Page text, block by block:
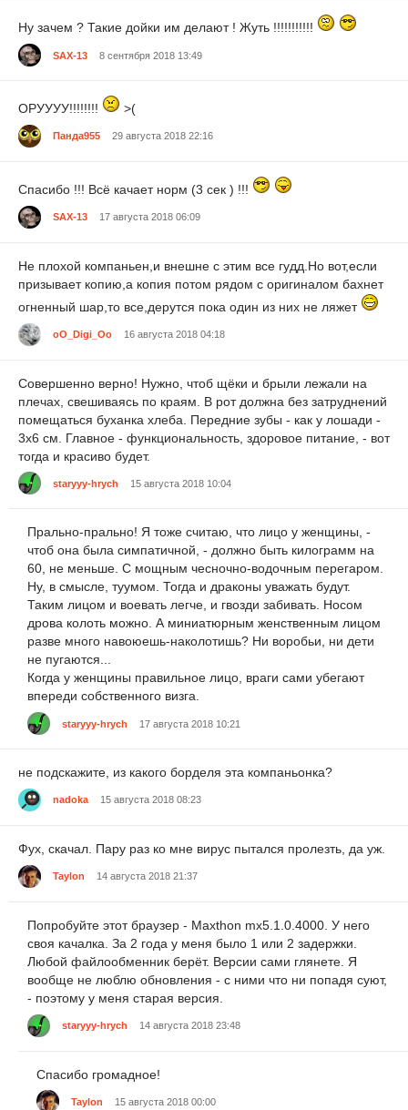
Ну зачем ? Такие дойки им делают ! Жуть !!!!!!!!!!!
SAX-13 8 сентября 2018 13:49
ОРУУУУ!!!!!!!! >(
Панда955 29 августа 2018 22:16
Спасибо !!! Всё качает норм (3 сек ) !!!
SAX-13 17 августа 2018 06:09
Не плохой компаньен,и внешне с этим все гудд.Но вот,если
призывает копию,а копия потом рядом с оригиналом бахнет
огненный шар,то все,дерутся пока один из них не ляжет
oO_Digi_Oo 16 августа 2018 04:18
Совершенно верно! Нужно, чтоб щёки и брыли лежали на
плечах, свешиваясь по краям. В рот должна без затруднений
помещаться буханка хлеба. Передние зубы - как у лошади -
3х6 см. Главное - функциональность, здоровое питание, - вот
тогда и красиво будет.
staryyy-hrych 15 августа 2018 10:04
Прально-прально! Я тоже считаю, что лицо у женщины, -
чтоб она была симпатичной, - должно быть килограмм на
60, не меньше. С мощным чесночно-водочным перегаром.
Ну, в смысле, туумом. Тогда и драконы уважать будут.
Таким лицом и воевать легче, и гвозди забивать. Носом
дрова колоть можно. А миниатюрным женственным лицом
разве много навоюешь-наколотишь? Ни воробьи, ни дети
не пугаются...
Когда у женщины правильное лицо, враги сами убегают
впереди собственного визга.
staryyy-hrych 17 августа 2018 10:21
не подскажите, из какого борделя эта компаньонка?
nadoka 15 августа 2018 08:23
Фух, скачал. Пару раз ко мне вирус пытался пролезть, да уж.
Taylon 14 августа 2018 21:37
Попробуйте этот браузер - Maxthon mx5.1.0.4000. У него
своя качалка. За 2 года у меня было 1 или 2 задержки.
Любой файлообменник берёт. Версии сами глянете. Я
вообще не люблю обновления - с ними что ни попадя суют,
- поэтому у меня старая версия.
staryyy-hrych 14 августа 2018 23:48
Спасибо громадное!
Taylon 15 августа 2018 00:00